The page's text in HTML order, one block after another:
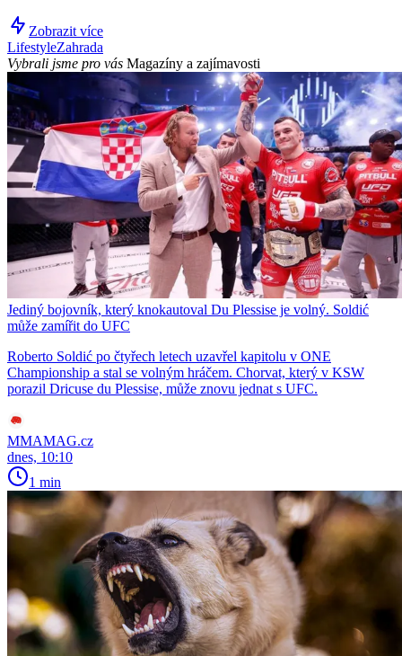
Zobrazit více
LifestyleZahrada
Vybrali jsme pro vás Magazíny a zajímavosti
Jediný bojovník, který knokautoval Du Plessise je volný. Soldić
může zamířit do UFC
Roberto Soldić po čtyřech letech uzavřel kapitolu v ONE
Championship a stal se volným hráčem. Chorvat, který v KSW
porazil Dricuse du Plessise, může znovu jednat s UFC.
MMAMAG.cz
dnes, 10:10
1 min